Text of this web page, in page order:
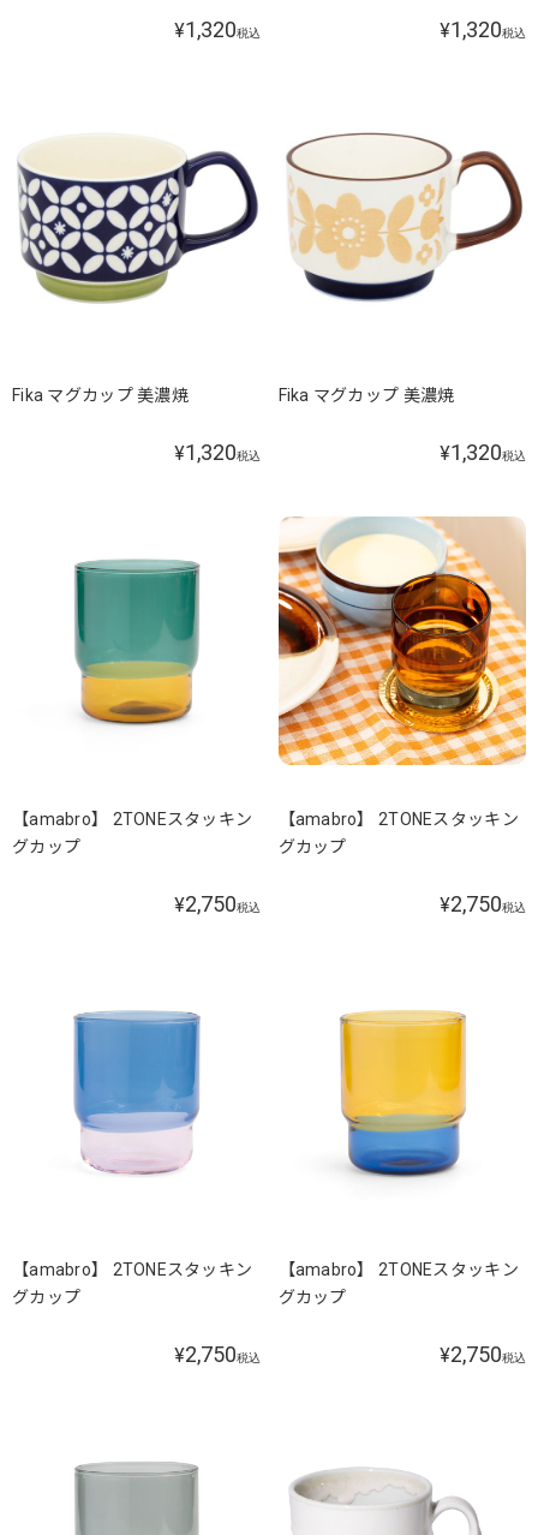
¥1,320税込 ¥1,320税込
Fika マグカップ 美濃焼
¥1,320税込
Fika マグカップ 美濃焼
¥1,320税込
【amabro】 2TONEスタッキン
グカップ
¥2,750税込
【amabro】 2TONEスタッキン
グカップ
¥2,750税込
【amabro】 2TONEスタッキン
グカップ
¥2,750税込
【amabro】 2TONEスタッキン
グカップ
¥2,750税込